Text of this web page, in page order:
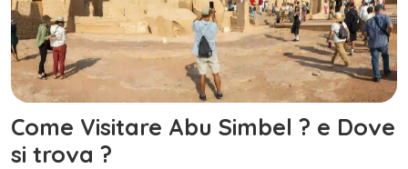
Come Visitare Abu Simbel ? e Dove
si trova ?